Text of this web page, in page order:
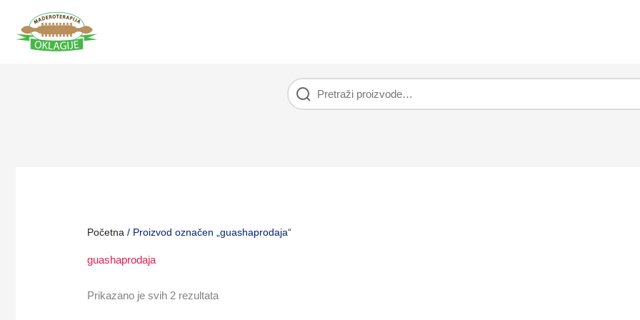
sadržaj
Početna / Proizvod označen „guashaprodaja“
guashaprodaja
Prikazano je svih 2 rezultata